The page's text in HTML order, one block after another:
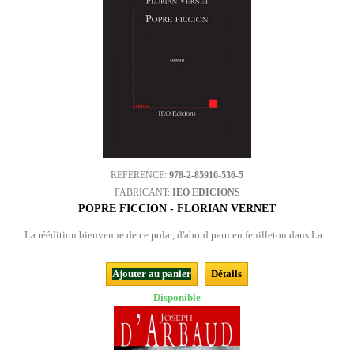
REFERENCE: 978-2-85910-536-5
FABRICANT: IEO EDICIONS
POPRE FICCION - FLORIAN VERNET
La réédition bienvenue de ce polar, d'abord paru en feuilleton dans La...
Ajouter au panier
Détails
Disponible